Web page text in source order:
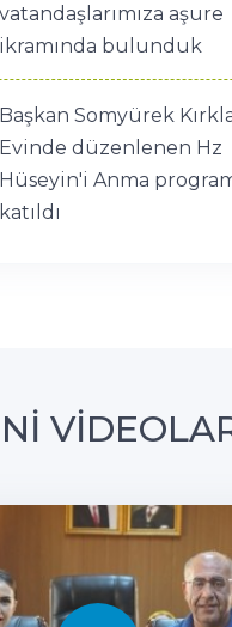
vatandaşlarımıza aşure
ikramında bulunduk
Başkan Somyürek
Evinde düzenlenen Hz
Hüseyin'i Anma
katıldı